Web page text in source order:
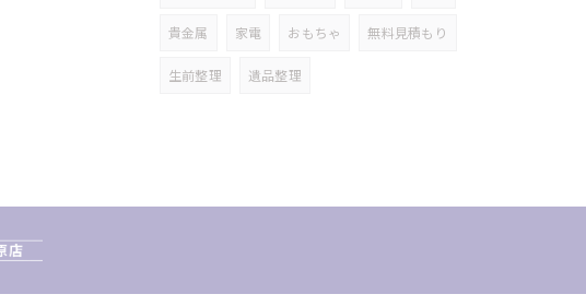
貴金属 家電 おもちゃ 無料見積もり
生前整理 遺品整理